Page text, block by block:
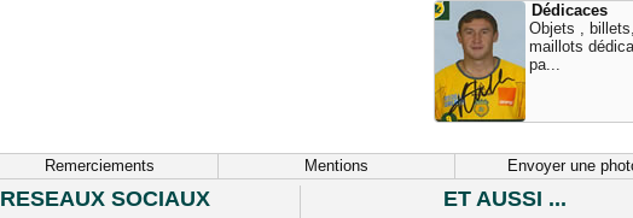
Dédicaces
Objets , billets,
maillots
pa...
Remerciements Mentions Envoyer une
RESEAUX SOCIAUX ET AUSSI ...